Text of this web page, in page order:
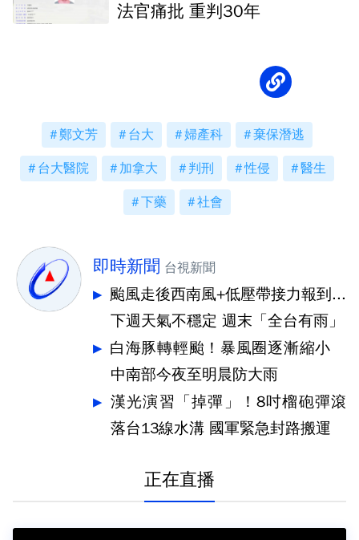
法官痛批 重判30年
鄭文芳 台大 婦產科 棄保潛逃
台大醫院 加拿大 判刑 性侵 醫生
下藥 社會
即時新聞 台視新聞
颱風走後西南風+低壓帶接力報到...
下週天氣不穩定 週末「全台有雨」
白海豚轉輕颱！暴風圈逐漸縮小
中南部今夜至明晨防大雨
漢光演習「掉彈」！8吋榴砲彈滾
落台13線水溝 國軍緊急封路搬運
正在直播